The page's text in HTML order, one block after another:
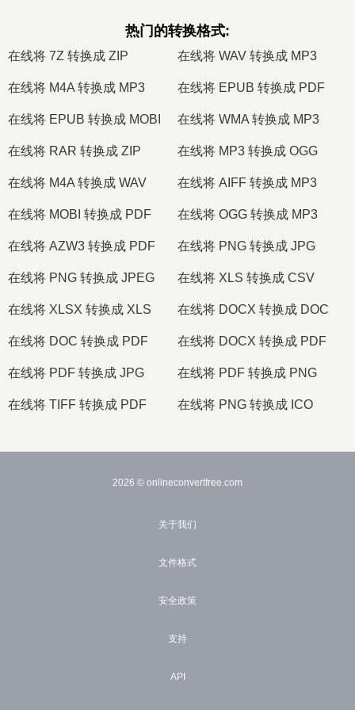
热门的转换格式:
在线将 7Z 转换成 ZIP 在线将 WAV 转换成 MP3
在线将 M4A 转换成 MP3 在线将 EPUB 转换成 PDF
在线将 EPUB 转换成 MOBI 在线将 WMA 转换成 MP3
在线将 RAR 转换成 ZIP 在线将 MP3 转换成 OGG
在线将 M4A 转换成 WAV 在线将 AIFF 转换成 MP3
在线将 MOBI 转换成 PDF 在线将 OGG 转换成 MP3
在线将 AZW3 转换成 PDF 在线将 PNG 转换成 JPG
在线将 PNG 转换成 JPEG 在线将 XLS 转换成 CSV
在线将 XLSX 转换成 XLS 在线将 DOCX 转换成 DOC
在线将 DOC 转换成 PDF 在线将 DOCX 转换成 PDF
在线将 PDF 转换成 JPG 在线将 PDF 转换成 PNG
在线将 TIFF 转换成 PDF 在线将 PNG 转换成 ICO
2026 © onlineconvertfree.com
关于我们
文件格式
安全政策
支持
API